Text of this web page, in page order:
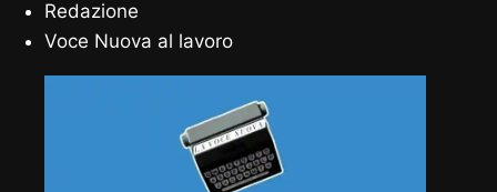
Redazione
Voce Nuova al lavoro